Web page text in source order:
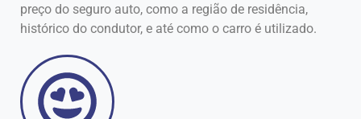
preço do seguro auto, como a região de residência,
histórico do condutor, e até como o carro é utilizado.